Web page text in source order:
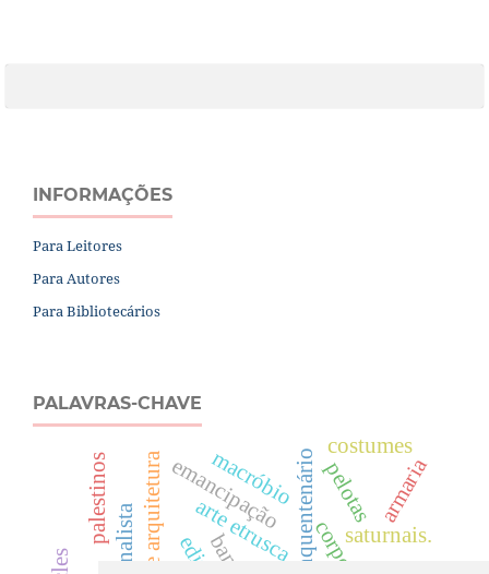
INFORMAÇÕES
Para Leitores
Para Autores
Para Bibliotecários
PALAVRAS-CHAVE
arte etrusca.
emancipaçãocinquentenário
arte e arquitetura corpo
macróbio
saturnais.
jornalista
pelotas
palestinos armaria
costumes